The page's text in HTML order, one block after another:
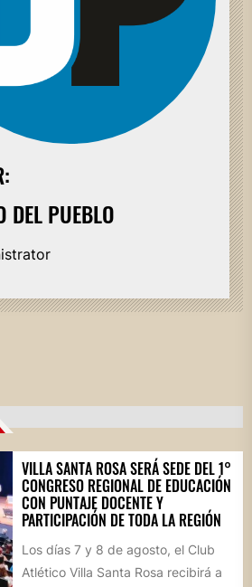
DEL PUEBLO
VILLA SANTA ROSA SERÁ SEDE DEL 1°
CONGRESO REGIONAL DE EDUCACIÓN
CON PUNTAJE DOCENTE Y
PARTICIPACIÓN DE TODA LA REGIÓN
Los días 7 y 8 de agosto, el Club
Atlético Villa Santa Rosa recibirá a